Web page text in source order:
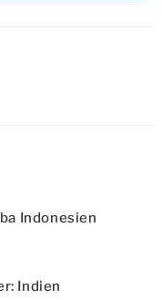
Indonesien
Indien